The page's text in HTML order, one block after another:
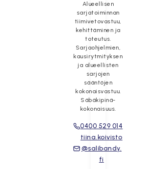
Alueellisen
sarjatoiminnan
tiimivetovastuu,
kehittäminen ja
toteutus.
Sarjaohjelmien,
kausirytmityksen
ja alueellisten
sarjojen
sääntöjen
kokonaisvastuu.
Säbäkipinä-
kokonaisuus.
0400 529 014
tiina.koivisto
@salibandy.
fi